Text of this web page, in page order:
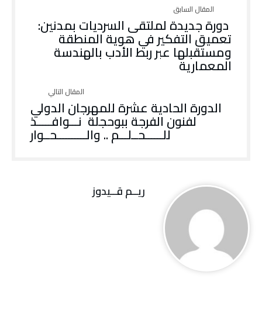
‬المعمارية
‬للــــــحــلـــم‭ ‬‭.. ‬والــــــــــحــوار
ريــم قــيدوز